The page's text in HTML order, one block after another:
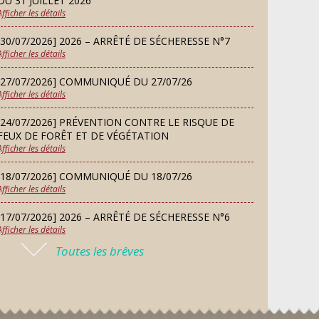
LUNDI
07
SEP
Danses solo et en couple – cours
d’essai gratuit
MARDI
08
SEP
Chorale À travers chants
SAMEDI
12
SEP
Défi de pêche aux leurres
(concept lure house)
13 Repas de fouées
Conseil municipal du 14
les détails
07/2026] 2026 – ARRÊTÉ DE SÉCHERESSE N°7
les détails
07/2026] COMMUNIQUÉ DU 27/07/26
les détails
07/2026] PRÉVENTION CONTRE LE RISQUE DE
DE FORÊT ET DE VÉGÉTATION
les détails
07/2026] COMMUNIQUÉ DU 18/07/26
les détails
07/2026] 2026 – ARRÊTÉ DE SÉCHERESSE N°6
les détails
[16/07/2026] COMMUNIQUÉ DU 16/07/26
Toutes les brêves